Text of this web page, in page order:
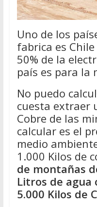
Uno de los
fabrica es
50% de la
país es para la
No puedo
cuesta extraer
Cobre de las
calcular es el
medio
1.000 Kilos de
de montañas
Litros de agua
5.000 Kilos de